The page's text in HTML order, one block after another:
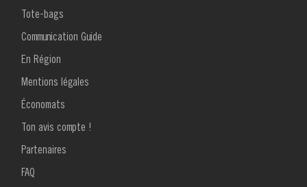
livre
pour
Oh
my
Guides
32
MENU
FOOTER
Tote-bags
Communication Guide
En Région
Mentions légales
Économats
Ton avis compte !
MENU
FOOTER
Partenaires
FAQ